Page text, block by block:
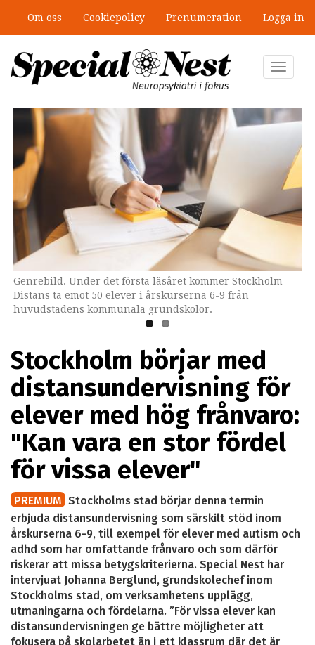
huvudinnehåll
Om oss Cookiepolicy Prenumeration Logga in
Toggle
Genrebild. Under det första läsåret kommer Stockholm
Distans ta emot 50 elever i årskurserna 6-9 från
huvudstadens kommunala grundskolor.
Johanna Berglund är grundskolechef för områdena
Södermalm/Skarpnäck inom Stockholms stad.
Stockholm börjar med
distansundervisning för
elever med hög frånvaro:
"Kan vara en stor fördel
för vissa elever"
PREMIUM Stockholms stad börjar denna termin
erbjuda distansundervisning som särskilt stöd inom
årskurserna 6-9, till exempel för elever med autism och
adhd som har omfattande frånvaro och som därför
riskerar att missa betygskriterierna. Special Nest har
intervjuat Johanna Berglund, grundskolechef inom
Stockholms stad, om verksamhetens upplägg,
utmaningarna och fördelarna. ”För vissa elever kan
distansundervisningen ge bättre möjligheter att
fokusera på skolarbetet än i ett klassrum där det är
”Jobbet gick bra – just därför togs
stödet bort”